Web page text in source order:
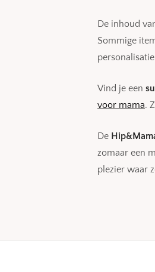
De inhoud
Sommige
Vind je een
voor mama.
De
zomaar een
plezier waar